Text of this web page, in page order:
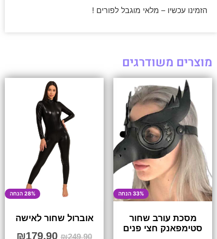
הזמינו עכשיו – מלאי מוגבל לפורים !
מוצרים משודרגים
33% הנחה
מסכת עורב שחור
סטימפאנק חצי פנים
28% הנחה
אוברול שחור לאישה
₪249.90
₪179.90